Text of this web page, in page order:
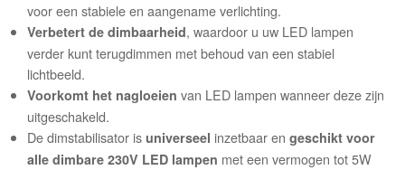
voor een stabiele en aangename verlichting.
Verbetert de dimbaarheid, waardoor u uw LED lampen
verder kunt terugdimmen met behoud van een stabiel
lichtbeeld.
Voorkomt het nagloeien van LED lampen wanneer deze zijn
uitgeschakeld.
De dimstabilisator isuniverseel inzetbaar engeschikt voor
alle dimbare 230V LED lampen met een vermogen tot 5W